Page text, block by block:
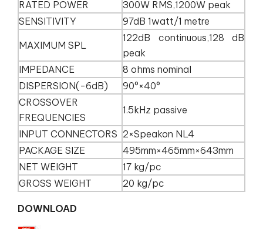
RATED POWER
300W RMS,1200W peak
SENSITIVITY
97dB 1watt/1 metre
MAXIMUM SPL
122dB continuous,128 dB
peak
IMPEDANCE
8 ohms nominal
DISPERSION(-6dB)
90°×40°
CROSSOVER
FREQUENCIES
1.5kHz passive
INPUT CONNECTORS 2×Speakon NL4
PACKAGE SIZE
495mm×465mm×643mm
NET WEIGHT
17 kg/pc
GROSS WEIGHT
20 kg/pc
DOWNLOAD